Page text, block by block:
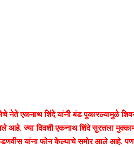
नेते एकनाथ शिंदे यांनी बंड पुकारल्यामुळे
ज्या दिवशी एकनाथ शिंदे सुरतला मुक्कामी
यांना फोन केल्याचे समोर आले आहे.